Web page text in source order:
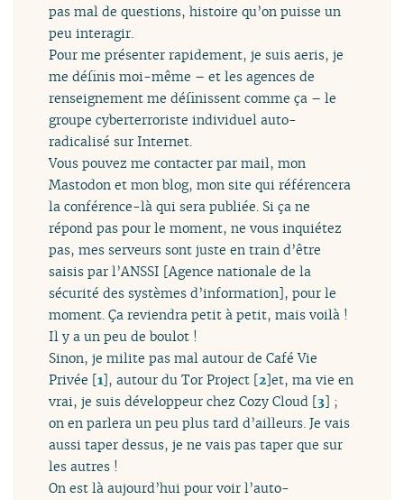
pas mal de questions, histoire qu’on puisse un
peu interagir.
Pour me présenter rapidement, je suis aeris, je
me définis moi-même – et les agences de
renseignement me définissent comme ça – le
groupe cyberterroriste individuel auto-
radicalisé sur Internet.
Vous pouvez me contacter par mail, mon
Mastodon et mon blog, mon site qui référencera
la conférence-là qui sera publiée. Si ça ne
répond pas pour le moment, ne vous inquiétez
pas, mes serveurs sont juste en train d’être
saisis par l’ANSSI [Agence nationale de la
sécurité des systèmes d’information], pour le
moment. Ça reviendra petit à petit, mais voilà !
Il y a un peu de boulot !
Sinon, je milite pas mal autour de Café Vie
Privée [1], autour du Tor Project [2]et, ma vie en
vrai, je suis développeur chez Cozy Cloud [3] ;
on en parlera un peu plus tard d’ailleurs. Je vais
aussi taper dessus, je ne vais pas taper que sur
les autres !
On est là aujourd’hui pour voir l’auto-